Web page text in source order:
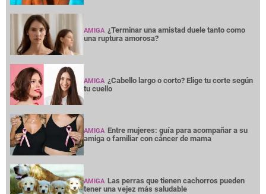
AMIGA ¿Terminar una amistad duele tanto como
una ruptura amorosa?
AMIGA ¿Cabello largo o corto? Elige tu corte según
tu cuello
AMIGA Entre mujeres: guía para acompañar a su
amiga o familiar con cáncer de mama
AMIGA Las perras que tienen cachorros pueden
tener una vejez más saludable